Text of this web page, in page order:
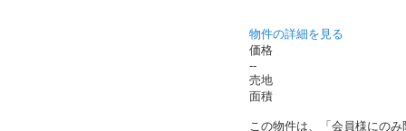
物件の詳細を見る
価格
--
売地
面積
この物件は、「会員様にの